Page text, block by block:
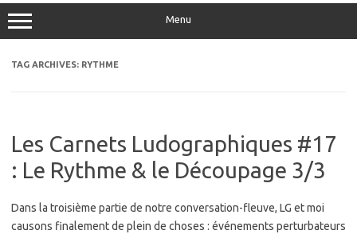
Menu
TAG ARCHIVES: RYTHME
Les Carnets Ludographiques #17
: Le Rythme & le Découpage 3/3
Dans la troisième partie de notre conversation-fleuve, LG et moi
causons finalement de plein de choses : événements perturbateurs